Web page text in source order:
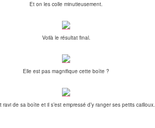
Et on les colle minutieusement.
Voilà le résultat final.
Elle est pas magnifique cette boîte ?
ravi de sa boîte et il s’est empressé d’y ranger ses petits cailloux.